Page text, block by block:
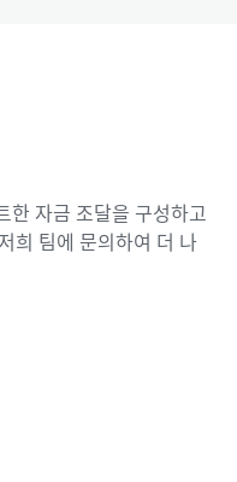
한 자금 조달을 구성하고
희 팀에 문의하여 더 나